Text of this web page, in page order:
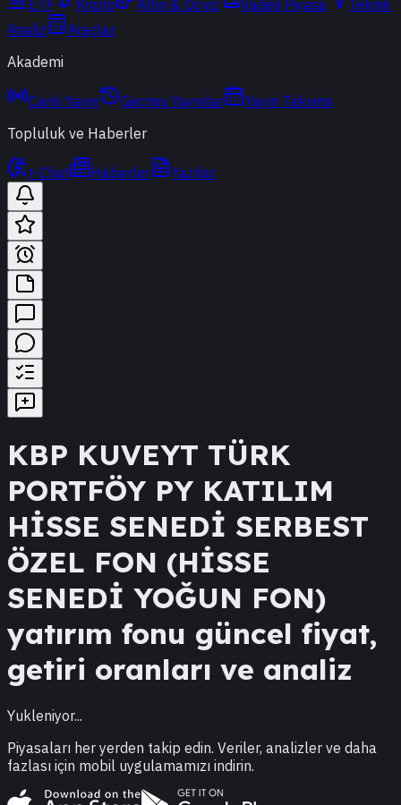
ETF
Kripto Altın & Döviz Vadeli Piyasa
Teknik
Analiz
Araçlar
Akademi
Canlı Yayın Geçmiş Yayınlar
Yayın Takvimi
Topluluk ve Haberler
t-Chat Haberler Yazılar
KBP KUVEYT TÜRK
PORTFÖY PY KATILIM
HİSSE SENEDİ SERBEST
ÖZEL FON (HİSSE
SENEDİ YOĞUN FON)
yatırım fonu güncel fiyat,
getiri oranları ve analiz
Yukleniyor...
Piyasaları her yerden takip edin. Veriler, analizler ve daha
fazlası için mobil uygulamamızı indirin.